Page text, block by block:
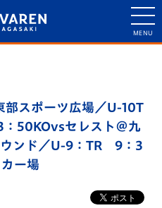
部スポーツ広場／U-10T
：50KOvsセレスト＠九
ウンド／U-9：TR 9：3
ー場